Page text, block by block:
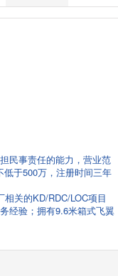
民事责任的能力，营业范
于500万，注册时间三年
关的KD/RDC/LOC项目
经验；拥有9.6米箱式飞翼